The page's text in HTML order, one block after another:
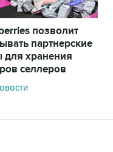
позволит
партнерские
для хранения
селлеров